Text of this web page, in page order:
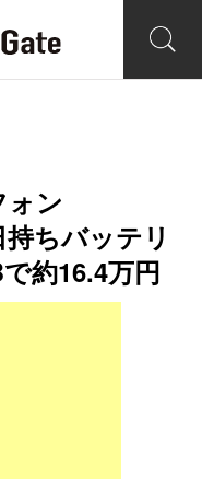
ォン
持ちバッテリ
約16.4万円